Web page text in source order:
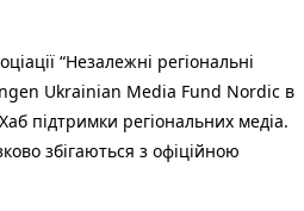
“Незалежні регіональні
Ukrainian Media Fund Nordic в
підтримки регіональних медіа.
збігаються з офіційною